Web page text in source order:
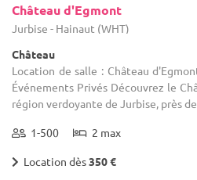
Château d'Egmont
Jurbise - Hainaut (WHT)
Château
Location de salle : Château
Événements Privés Découvrez le
région verdoyante de Jurbise, près de
1-500 2 max
Location dès350 €